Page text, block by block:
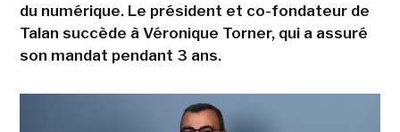
du numérique. Le président et co-fondateur de
Talan succède à Véronique Torner, qui a assuré
son mandat pendant 3 ans.